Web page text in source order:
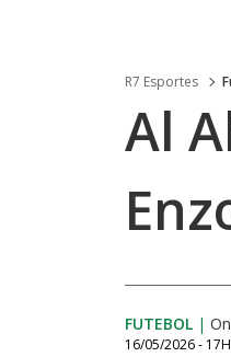
R7 Esportes
Al
FUTEBOL |
16/05/2026 -